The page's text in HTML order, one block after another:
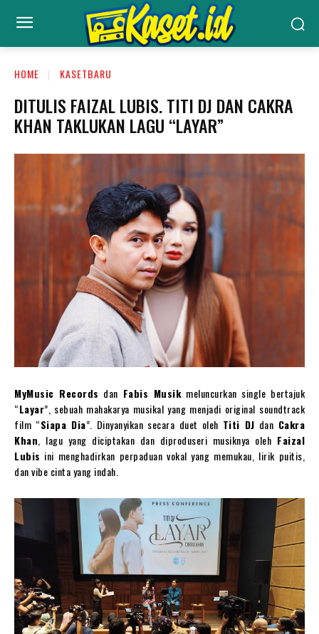
HOME KASETBARU
DITULIS FAIZAL LUBIS. TITI DJ DAN CAKRA
KHAN TAKLUKAN LAGU “LAYAR”
MyMusic Records dan Fabis Musikmeluncurkan single bertajuk
“Layar”, sebuah mahakarya musikal yang menjadi original soundtrack
film “Siapa Dia”. Dinyanyikan secara duet oleh Titi DJ dan Cakra
Khan, lagu yang diciptakan dan diproduseri musiknya oleh Faizal
Lubis ini menghadirkan perpaduan vokal yang memukau, lirik puitis,
dan vibe cinta yang indah.